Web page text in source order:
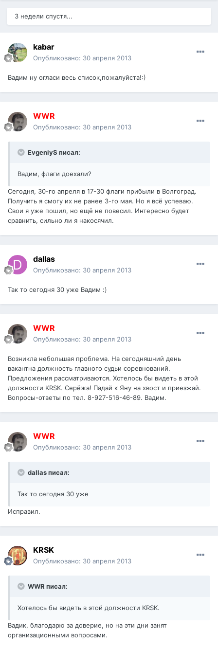
3 недели спустя...
kabar
Опубликовано: 30 апреля 2013
Вадим ну огласи весь список,пожалуйста!:)
WWR
Опубликовано: 30 апреля 2013
EvgeniyS писал:
Вадим, флаги доехали?
Сегодня, 30-го апреля в 17-30 флаги прибыли в Волгоград.
Получить я смогу их не ранее 3-го мая. Но я всё успеваю.
Свои я уже пошил, но ещё не повесил. Интересно будет
сравнить, сильно ли я накосячил.
dаllаs
Опубликовано: 30 апреля 2013
Так то сегодня 30 уже Вадим :)
WWR
Опубликовано: 30 апреля 2013
Возникла небольшая проблема. На сегодняшний день
вакантна должность главного судьи соревнований.
Предложения рассматриваются. Хотелось бы видеть в этой
должности KRSK. Серёжа! Падай к Яну на хвост и приезжай.
Вопросы-ответы по тел. 8-927-516-46-89. Вадим.
WWR
Опубликовано: 30 апреля 2013
dallas писал:
Так то сегодня 30 уже
Исправил.
KRSK
Опубликовано: 30 апреля 2013
WWR писал:
Хотелось бы видеть в этой должности KRSK.
Вадик, благодарю за доверие, но на эти дни занят
организационными вопросами.